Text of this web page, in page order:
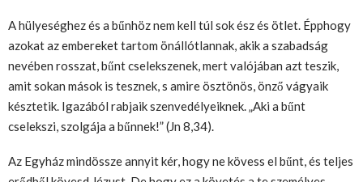
A hülyeséghez és a bűnhöz nem kell túl sok ész és ötlet. Épphogy
azokat az embereket tartom önállótlannak, akik a szabadság
nevében rosszat, bűnt cselekszenek, mert valójában azt teszik,
amit sokan mások is tesznek, s amire ösztönös, önző vágyaik
késztetik. Igazából rabjaik szenvedélyeiknek. „Aki a bűnt
cselekszi, szolgája a bűnnek!” (Jn 8,34).
Az Egyház mindössze annyit kér, hogy ne kövess el bűnt, és teljes